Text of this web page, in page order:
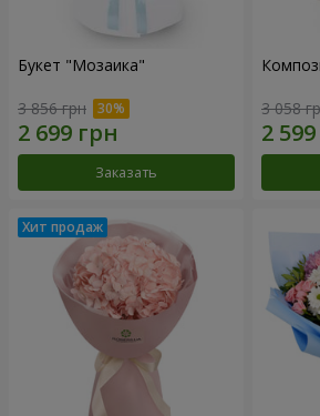
Букет "Мозаика"
3 856 грн
Заказать
3 058